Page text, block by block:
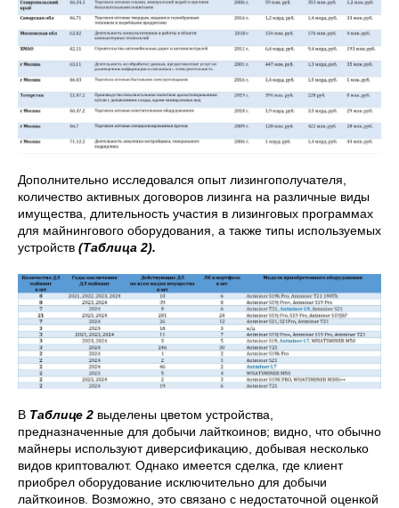
Дополнительно исследовался опыт лизингополучателя,
количество активных договоров лизинга на различные виды
имущества, длительность участия в лизинговых программах
для майнингового оборудования, а также типы используемых
устройств (Таблица 2).
В Таблице 2 выделены цветом устройства,
предназначенные для добычи лайткоинов; видно, что обычно
майнеры используют диверсификацию, добывая несколько
видов криптовалют. Однако имеется сделка, где клиент
приобрел оборудование исключительно для добычи
лайткоинов. Возможно, это связано с недостаточной оценкой